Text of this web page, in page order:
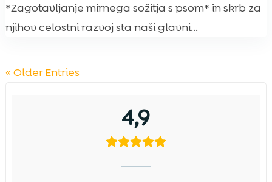
*Zagotavljanje mirnega sožitja s psom* in skrb za
njihov celostni razvoj sta naši glavni...
« Older Entries
4,9